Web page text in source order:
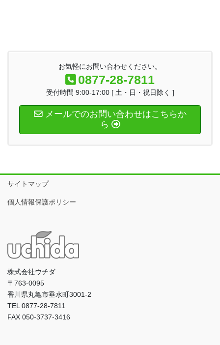
お気軽にお問い合わせください。
0877-28-7811
受付時間 9:00-17:00 [ 土・日・祝日除く ]
メールでのお問い合わせはこちらか
ら
サイトマップ
個人情報保護ポリシー
株式会社ウチダ
〒763-0095
香川県丸亀市垂水町3001-2
TEL 0877-28-7811
FAX 050-3737-3416